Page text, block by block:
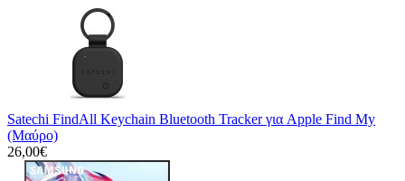
Satechi FindAll Keychain Bluetooth Tracker για Apple Find My
(Μαύρο)
26,00€